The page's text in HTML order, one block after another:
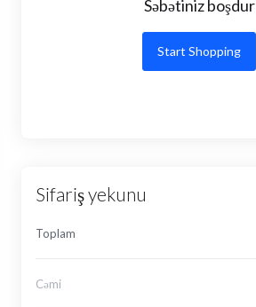
Səbətiniz boşdur
Start Shopping
Sifariş yekunu
Toplam
Cəmi